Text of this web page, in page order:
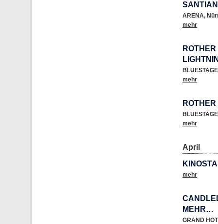
ARENA,
mehr
BLUESTAGE
mehr
BLUESTAGE
mehr
April
mehr
MEHR…
GRAND